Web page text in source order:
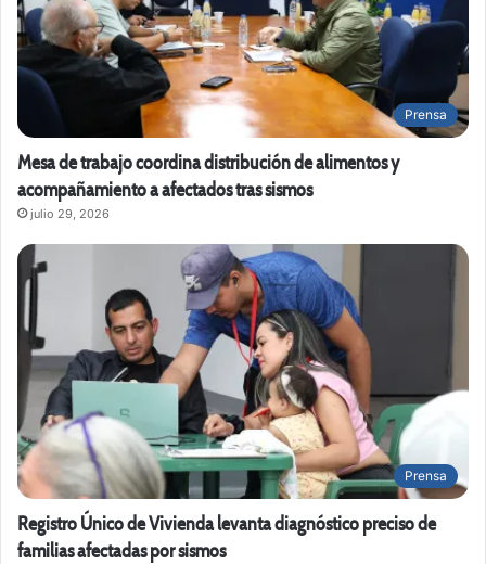
Prensa
Mesa de trabajo coordina distribución de alimentos y
acompañamiento a afectados tras sismos
julio 29, 2026
Prensa
Registro Único de Vivienda levanta diagnóstico preciso de
familias afectadas por sismos